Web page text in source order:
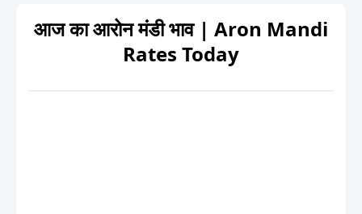
आज का आरोन मंडी भाव | Aron Mandi
Rates Today